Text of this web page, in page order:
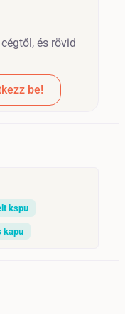
és rövid
be!
kspu
kapu